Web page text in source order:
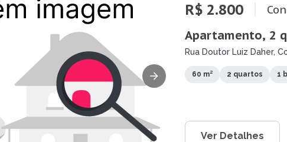
R$ 2.800
Apartamento, 2
Rua Doutor Luiz Daher,
60 m² 2 quartos 1
Ver Detalhes